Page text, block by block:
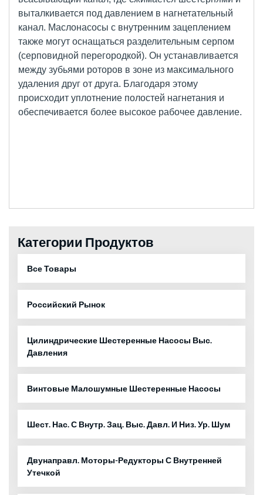
выталкивается под давлением в нагнетательный
канал. Маслонасосы с внутренним зацеплением
также могут оснащаться разделительным серпом
(серповидной перегородкой). Он устанавливается
между зубьями роторов в зоне из максимального
удаления друг от друга. Благодаря этому
происходит уплотнение полостей нагнетания и
обеспечивается более высокое рабочее давление.
Категории Продуктов
Все Товары
Российский Рынок
Цилиндрические Шестеренные Насосы Выс.
Давления
Винтовые Малошумные Шестеренные Насосы
Шест. Нас. С Внутр. Зац. Выс. Давл. И Низ. Ур. Шум
Двунаправл. Моторы-Редукторы С Внутренней
Утечкой